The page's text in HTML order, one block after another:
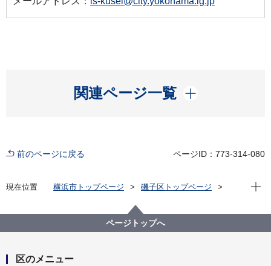
関連ページ一覧
開く
前のページに戻る ページID：773-314-080
現在位置 横浜市トップページ
磯子区トップページ
ISOGOフォトニュース
区役所前のフォトスポット
現在
ページトップへ
区のメニュー